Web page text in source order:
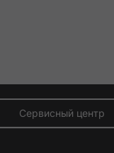
Сервисный центр